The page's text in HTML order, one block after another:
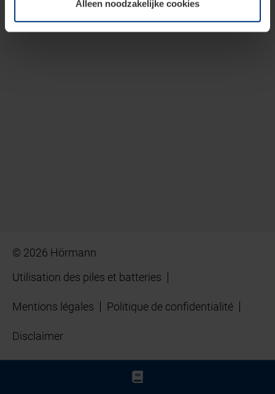
wijzigen of herroepen.Alleen noodzakelijke cookies
© 2026 Hörmann
Utilisation des piles et batteries
Mentions légales Politique de confidentialité
Disclaimer